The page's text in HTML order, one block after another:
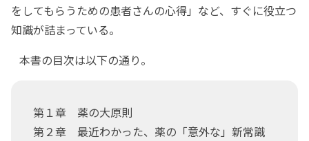
をしてもらうための患者さんの心得」など、すぐに役立つ
知識が詰まっている。
本書の目次は以下の通り。
第１章 薬の大原則
第２章 最近わかった、薬の「意外な」新常識